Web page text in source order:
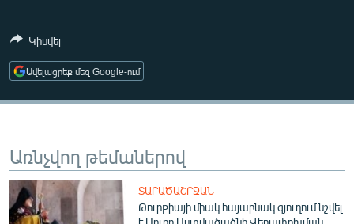
ՄԵԿՆԱԲԱՆՈՒԹՅՈՒՆ
ՏՏ ԵՒ ԻՆՏԵՐՆԵՏ
ՏԵՍԱՆՅՈՒԹԵՐ
ԲԱՆԱՎԵՃ
Կիսվել
Ավելացրեք մեզ Google-ում
Առնչվող թեմաներով
ՏԱՐԱԾԱՇՐՋԱՆ
Թուրքիայի միակ հայաբնակ գյուղում նշվել